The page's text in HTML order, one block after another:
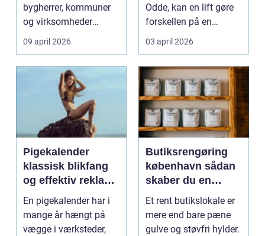
bygherrer, kommuner
og virksomheder
møder, når gamle
industrig...
09 april 2026
Odde, kan en lift gøre
forskellen på en
besværlig og en ov...
03 april 2026
Pigekalender
klassisk blikfang
og effektiv reklame
året rundt
En pigekalender har i
mange år hængt på
vægge i værksteder,
Butiksrengøring
københavn sådan
skaber du en
butik, kunderne
har lyst til at
komme tilbage til
Et rent butikslokale er
mere end bare pæne
gulve og støvfri hylder.